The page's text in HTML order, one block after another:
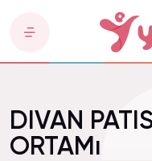
DIVAN
ORTAMı